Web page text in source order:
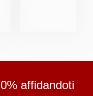
affidandoti